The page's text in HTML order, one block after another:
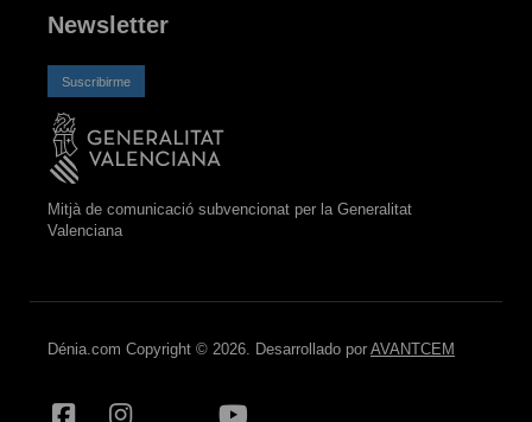
Newsletter
Suscribirme
Mitjà de comunicació subvencionat per la Generalitat
Valenciana
Dénia.com Copyright © 2026. Desarrollado por AVANTCEM